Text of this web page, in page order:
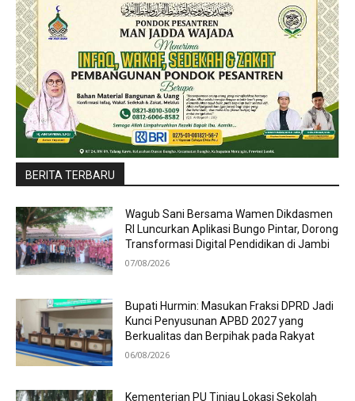
BERITA TERBARU
Wagub Sani Bersama Wamen Dikdasmen
RI Luncurkan Aplikasi Bungo Pintar, Dorong
Transformasi Digital Pendidikan di Jambi
07/08/2026
Bupati Hurmin: Masukan Fraksi DPRD Jadi
Kunci Penyusunan APBD 2027 yang
Berkualitas dan Berpihak pada Rakyat
06/08/2026
Kementerian PU Tinjau Lokasi Sekolah